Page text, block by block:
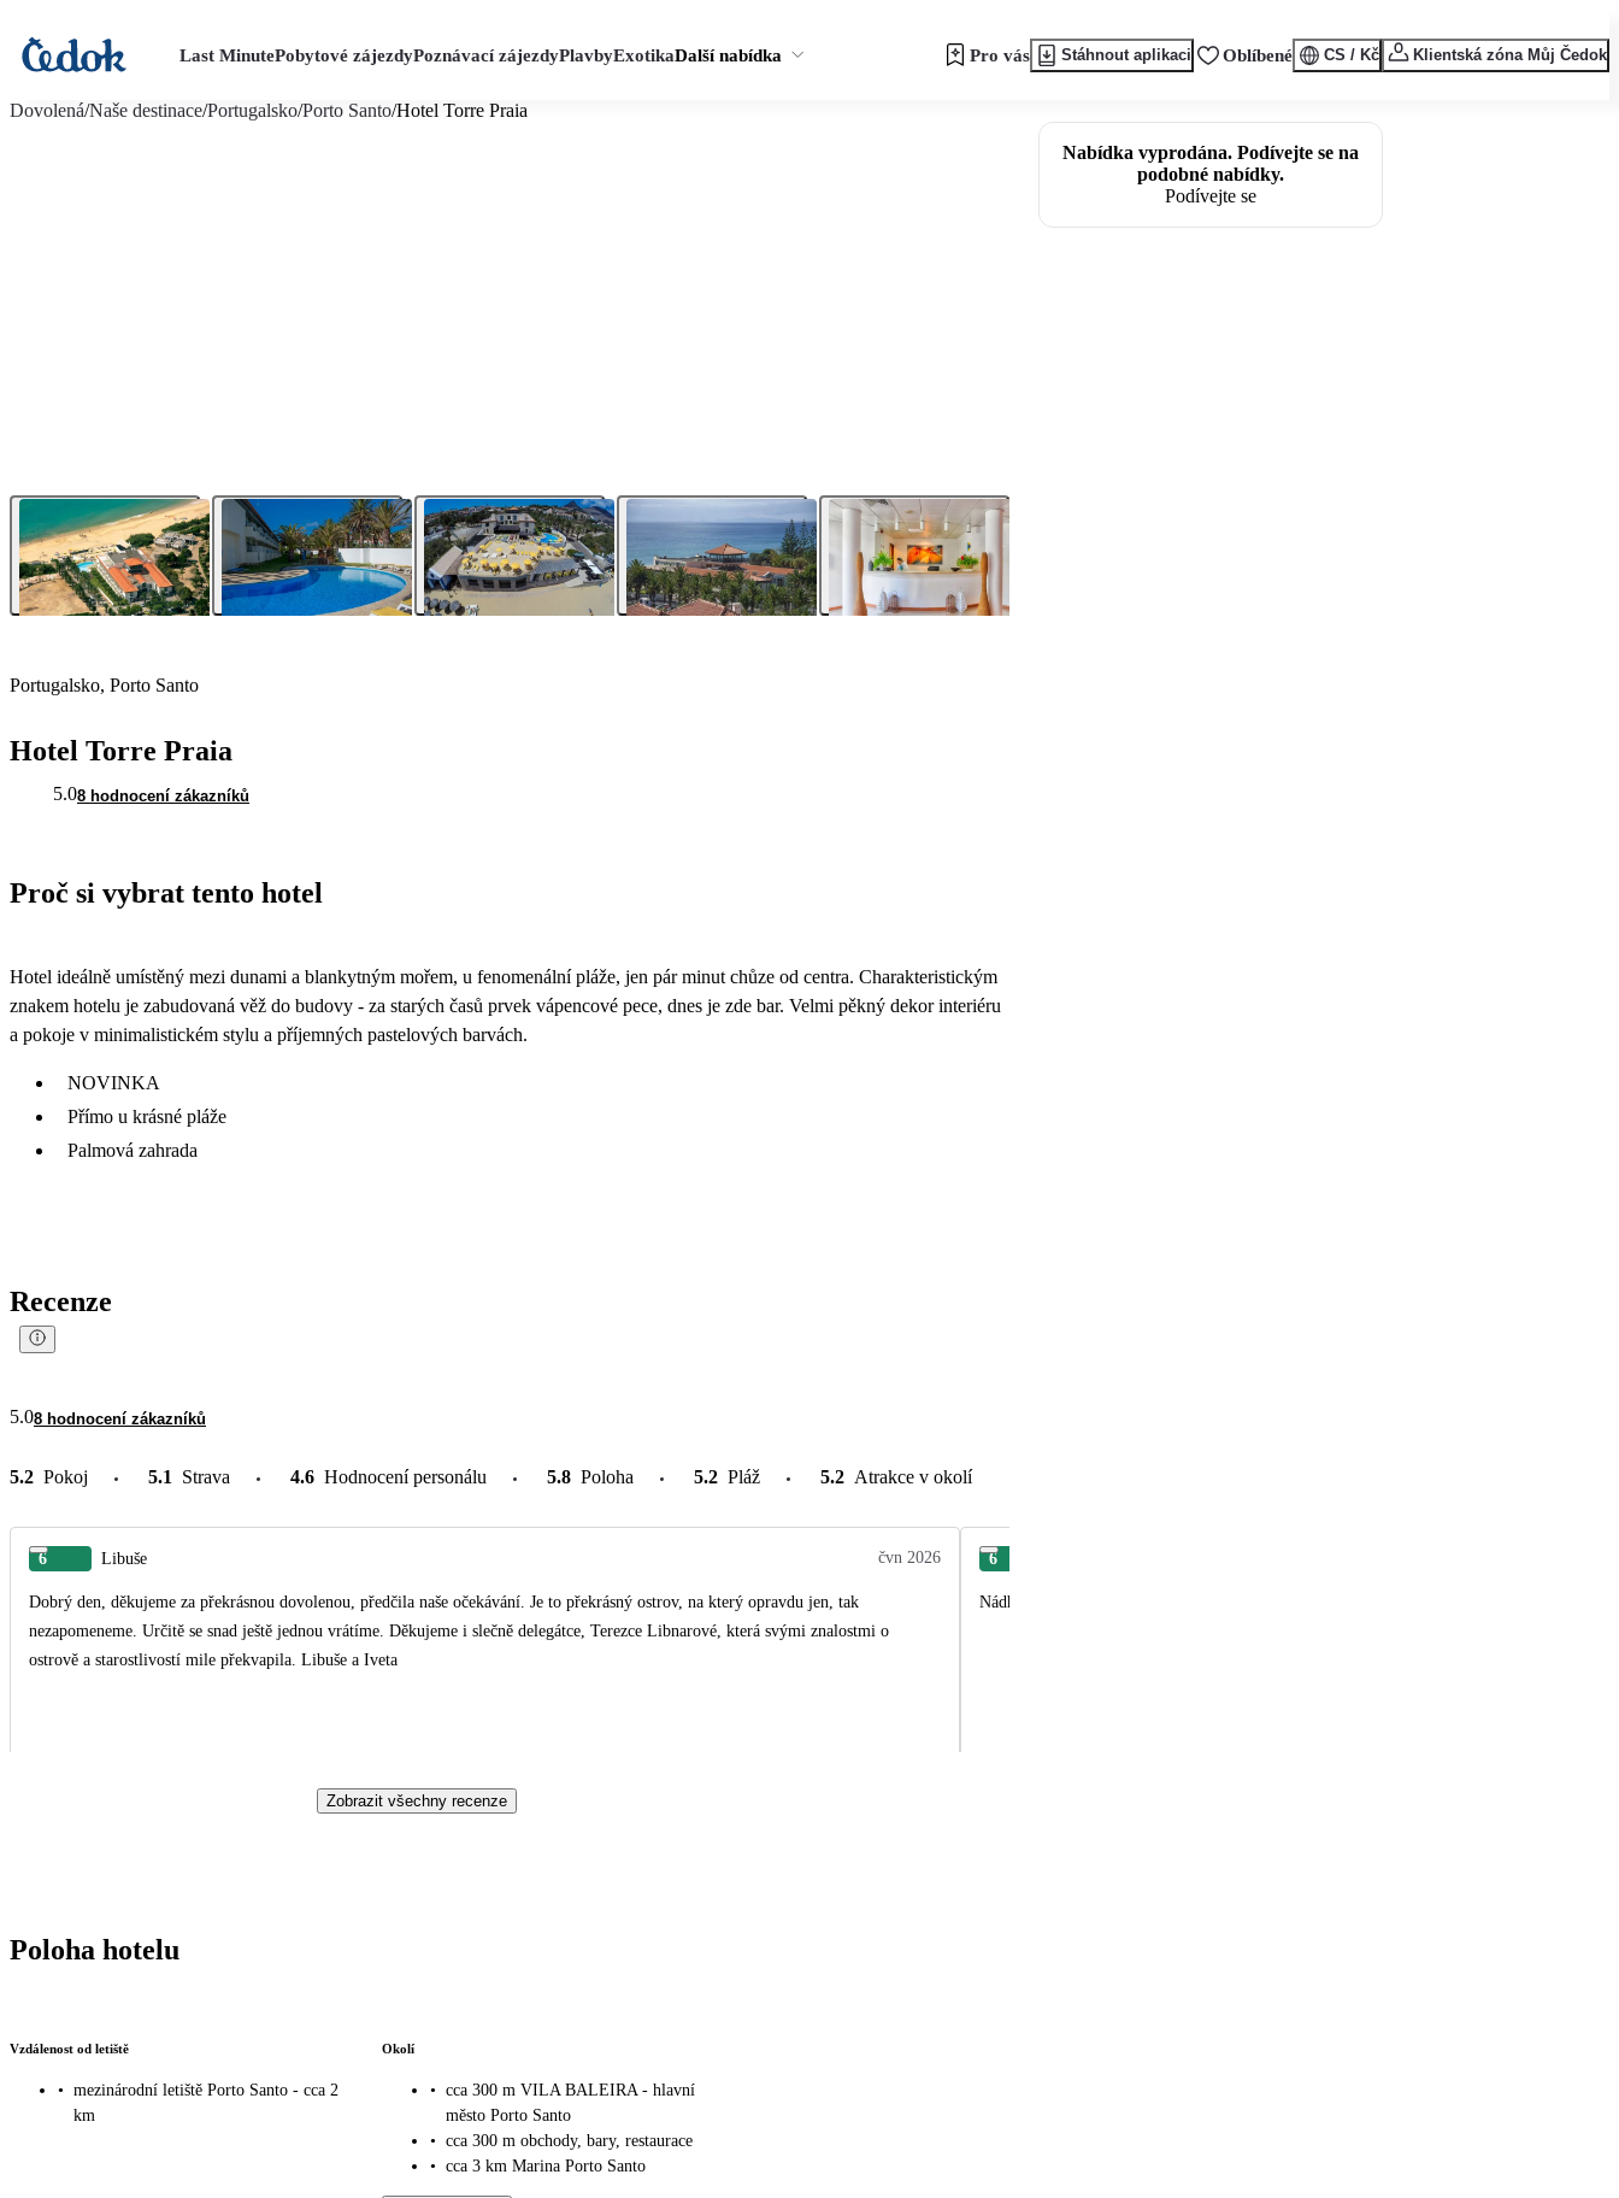
Last MinutePobytové zájezdyPoznávací zájezdyPlavbyExotikaDalší nabídka Pro vás Stáhnout aplikaci Oblíbené CS / Kč Klientská zóna Můj Čedok
Dovolená/Naše destinace/Portugalsko/Porto Santo/Hotel Torre Praia
Portugalsko, Porto Santo
Hotel Torre Praia
5.08 hodnocení zákazníků
Proč si vybrat tento hotel
Hotel ideálně umístěný mezi dunami a blankytným mořem, u fenomenální pláže, jen pár minut chůze od centra. Charakteristickým
znakem hotelu je zabudovaná věž do budovy - za starých časů prvek vápencové pece, dnes je zde bar. Velmi pěkný dekor interiéru
a pokoje v minimalistickém stylu a příjemných pastelových barvách.
NOVINKA
Přímo u krásné pláže
Palmová zahrada
Recenze
5.08 hodnocení zákazníků
5.2 Pokoj 5.1 Strava 4.6 Hodnocení personálu 5.8 Poloha 5.2 Pláž 5.2 Atrakce v okolí
6 Libuše čvn 2026
Dobrý den, děkujeme za překrásnou dovolenou, předčila naše očekávání. Je to překrásný ostrov, na který opravdu jen, tak
nezapomeneme. Určitě se snad ještě jednou vrátíme. Děkujeme i slečně delegátce, Terezce Libnarové, která svými znalostmi o
ostrově a starostlivostí mile překvapila. Libuše a Iveta
6
Nádherný ostrov, skvělý malý hotel na pláži a kousek od centra, výborná delegátka.
Zobrazit všechny recenze
Poloha hotelu
Vzdálenost od letiště
• mezinárodní letiště Porto Santo - cca 2
km
Okolí
• cca 300 m VILA BALEIRA - hlavní
město Porto Santo
• cca 300 m obchody, bary, restaurace
• cca 3 km Marina Porto Santo
Nabídka vyprodána. Podívejte se na
podobné nabídky.
Podívejte se